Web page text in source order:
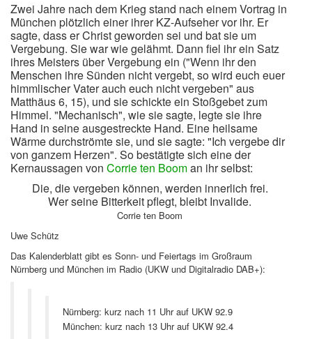
Zwei Jahre nach dem Krieg stand nach einem Vortrag in
München plötzlich einer ihrer KZ-Aufseher vor ihr. Er
sagte, dass er Christ geworden sei und bat sie um
Vergebung. Sie war wie gelähmt. Dann fiel ihr ein Satz
ihres Meisters über Vergebung ein ("Wenn ihr den
Menschen ihre Sünden nicht vergebt, so wird euch euer
himmlischer Vater auch euch nicht vergeben" aus
Matthäus 6, 15), und sie schickte ein Stoßgebet zum
Himmel. "Mechanisch", wie sie sagte, legte sie ihre
Hand in seine ausgestreckte Hand. Eine heilsame
Wärme durchströmte sie, und sie sagte: "Ich vergebe dir
von ganzem Herzen". So bestätigte sich eine der
Kernaussagen von Corrie ten Booman ihr selbst:
Die, die vergeben können, werden innerlich frei.
Wer seine Bitterkeit pflegt, bleibt Invalide.
Corrie ten Boom
Uwe Schütz
Das Kalenderblatt gibt es Sonn- und Feiertags im Großraum
Nürnberg und München im Radio (UKW und Digitalradio DAB+):
Nürnberg: kurz nach 11 Uhr auf UKW 92.9
München: kurz nach 13 Uhr auf UKW 92.4